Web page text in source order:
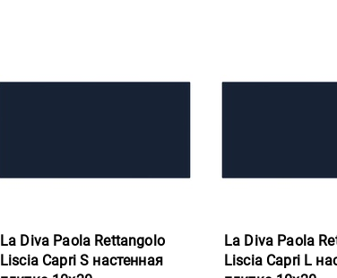
La Diva Paola Rettangolo
Liscia Capri S настенная
La Diva Paola
Liscia Capri L